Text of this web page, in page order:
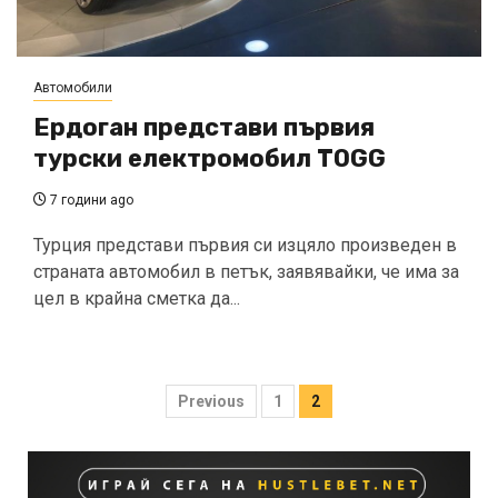
Автомобили
Ердоган представи първия
турски електромобил TOGG
7 години ago
Турция представи първия си изцяло произведен в
страната автомобил в петък, заявявайки, че има за
цел в крайна сметка да...
Posts
Previous 1 2